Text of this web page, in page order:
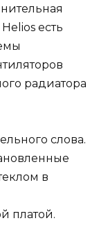
есть
радиатора
слова.
в
платой.